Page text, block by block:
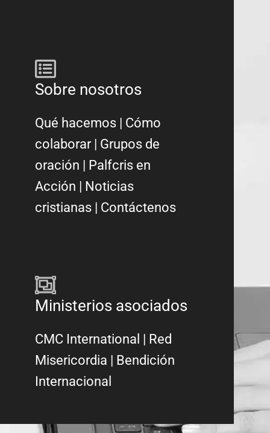
Sobre nosotros
Qué hacemos | Cómo
colaborar| Grupos de
oración | Palfcris en
Acción | Noticias
cristianas | Contáctenos
Ministerios asociados
CMC International | Red
Misericordia | Bendición
Internacional